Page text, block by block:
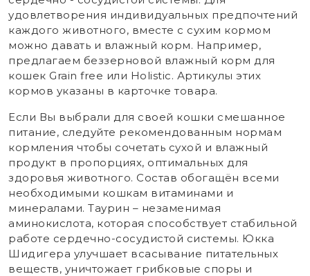
удовлетворения индивидуальных предпочтений
каждого животного, вместе с сухим кормом
можно давать и влажный корм. Например,
предлагаем беззерновой влажный корм для
кошек Grain free или Holistic. Артикулы этих
кормов указаны в карточке товара.
Если Вы выбрали для своей кошки смешанное
питание, следуйте рекомендованным нормам
кормления чтобы сочетать сухой и влажный
продукт в пропорциях, оптимальных для
здоровья животного. Состав обогащён всеми
необходимыми кошкам витаминами и
минералами. Таурин – незаменимая
аминокислота, которая способствует стабильной
работе сердечно-сосудистой системы. Юкка
Шидигера улучшает всасывание питательных
веществ, уничтожает грибковые споры и